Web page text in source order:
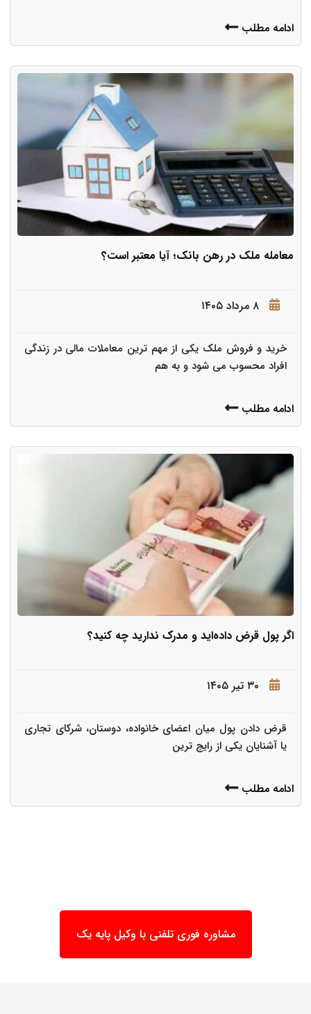
ادامه مطلب
معامله ملک در رهن بانک؛ آیا معتبر است؟
۸ مرداد ۱۴۰۵
خرید و فروش ملک یکی از مهم ترین معاملات مالی در زندگی
افراد محسوب می شود و به هم
ادامه مطلب
اگر پول قرض داده‌اید و مدرک ندارید چه کنید؟
۳۰ تیر ۱۴۰۵
قرض دادن پول میان اعضای خانواده، دوستان، شرکای تجاری
یا آشنایان یکی از رایج ترین
ادامه مطلب
مشاوره فوری تلفنی با وکیل پایه یک